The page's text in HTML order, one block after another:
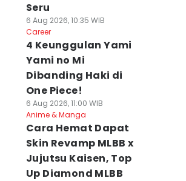
Seru
6 Aug 2026, 10:35 WIB
Career
4 Keunggulan Yami
Yami no Mi
Dibanding Haki di
One Piece!
6 Aug 2026, 11:00 WIB
Anime & Manga
Cara Hemat Dapat
Skin Revamp MLBB x
Jujutsu Kaisen, Top
Up Diamond MLBB